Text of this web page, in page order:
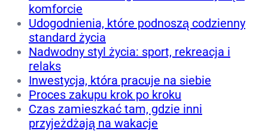
komforcie
Udogodnienia, które podnoszą codzienny
standard życia
Nadwodny styl życia: sport, rekreacja i
relaks
Inwestycja, która pracuje na siebie
Proces zakupu krok po kroku
Czas zamieszkać tam, gdzie inni
przyjeżdżają na wakacje